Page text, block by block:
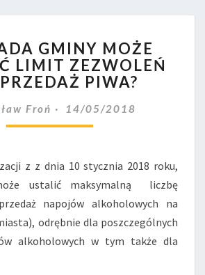
RADA
GMINY
MOŻE
LIMIT
ZEZWOLEŃ
PIWA?
GMINY MOŻE
LIMIT ZEZWOLEŃ
PIWA?
Froń 14/05/2018
z z dnia 10 stycznia 2018 roku,
ustalić maksymalną liczbę
napojów alkoholowych na
odrębnie dla poszczególnych
alkoholowych w tym także dla